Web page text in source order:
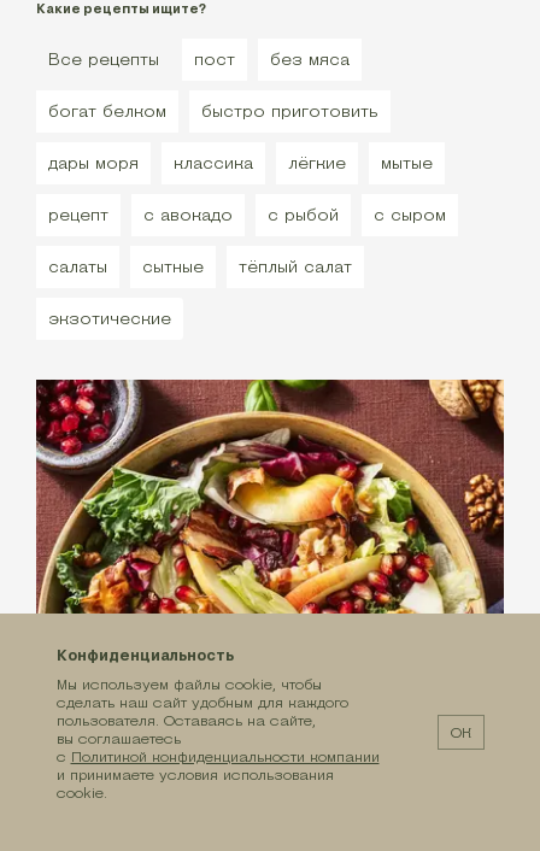
Какие рецепты ищите?
Все рецепты пост без мяса
богат белком быстро приготовить
дары моря классика лёгкие мытые
рецепт с авокадо с рыбой с сыром
салаты сытные тёплый салат
экзотические
Конфиденциальность
Мы используем файлы cookie, чтобы
сделать наш сайт удобным для каждого
пользователя. Оставаясь на сайте,
вы соглашаетесь
с Политикой конфиденциальности компании
и принимаете условия использования
cookie.
ОК